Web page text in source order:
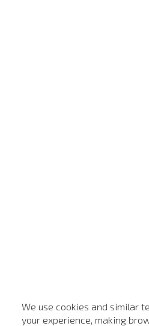
We use cookies and similar
your experience, making